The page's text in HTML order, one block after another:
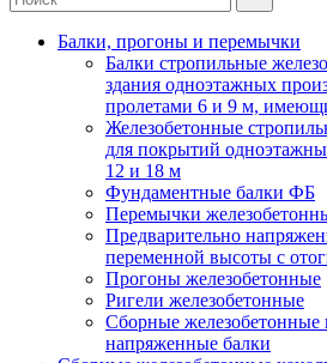
Балки, прогоны и перемычки
Балки стропильные
здания одноэтажных
пролетами 6 и 9 м,
Железобетонные
для покрытий
12 и 18 м
Фундаментные балки ФБ
Перемычки
Предварительно
переменной высоты с
Прогоны железобетонные
Ригели железобетонные
Сборные железобетонные
напряженные балки